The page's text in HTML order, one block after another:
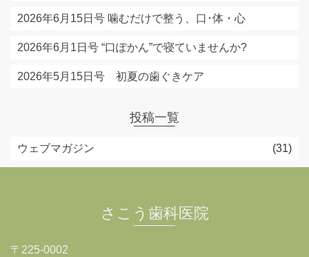
2026年6月15日号 噛むだけで整う、口･体・心
2026年6月1日号 “口ぽかん”で寝ていませんか?
2026年5月15日号 初夏の歯ぐきケア
投稿一覧
ウェブマガジン (31)
さこう歯科医院
〒225-0002